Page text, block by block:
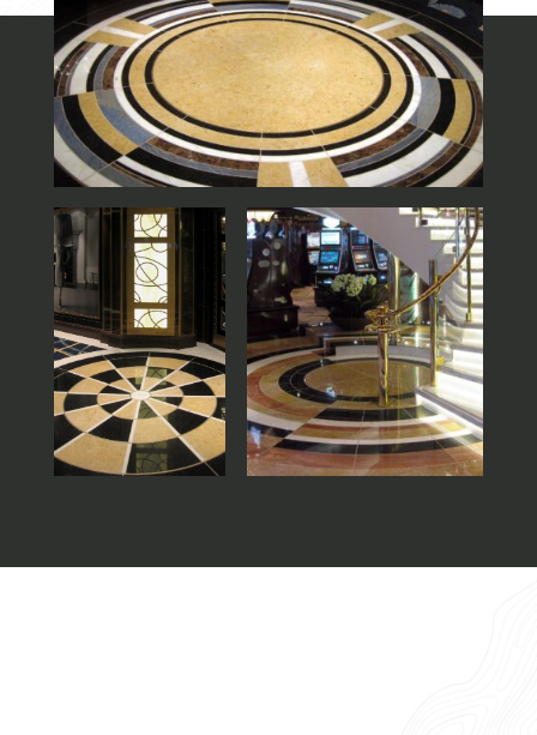
Italiano
English
Voglio ricevere il vostro
Architect’s kit
Vorrei un appuntamento per una
Consulenza Gratuita
Nome
E-mail
Telefono
Messaggio